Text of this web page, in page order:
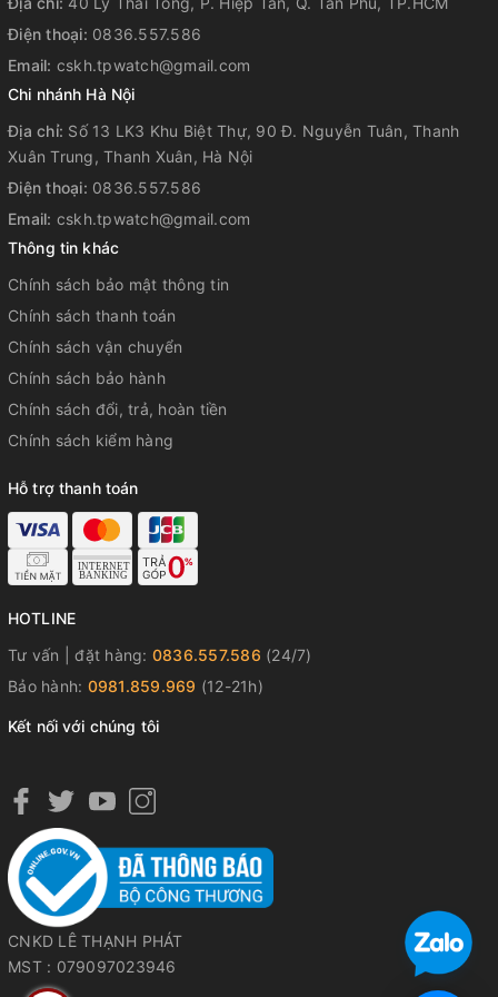
hành 5 năm nghiêm chỉnh để quý khách hàng yên tâm sử
dụng.
đồng hồ nam dây cao su carnival automatic
đồng hồ cơ carnival nam size 42mm
đồng hồ nam thể thao automatic carnival
#donghonam #donghonamdaycaosu #donghocarnival
#donghocarnivalautomatic #carnival8168Gvvdcst
#donghocosapphire
Điện thoại: 0836.557.586
Email: cskh.tpwatch@gmail.com
Chi nhánh Hà Nội
Địa chỉ: Số 13 LK3 Khu Biệt Thự, 90 Đ. Nguyễn Tuân, Thanh
Xuân Trung, Thanh Xuân, Hà Nội
Điện thoại: 0836.557.586
Email: cskh.tpwatch@gmail.com
Thông tin khác
Chính sách bảo mật thông tin
Chính sách thanh toán
Chính sách vận chuyển
Chính sách bảo hành
Chính sách đổi, trả, hoàn tiền
Chính sách kiểm hàng
Hỗ trợ thanh toán
HOTLINE
Tư vấn | đặt hàng: 0836.557.586 (24/7)
Bảo hành: 0981.859.969 (12-21h)
Kết nối với chúng tôi
CNKD LÊ THẠNH PHÁT
MST : 079097023946